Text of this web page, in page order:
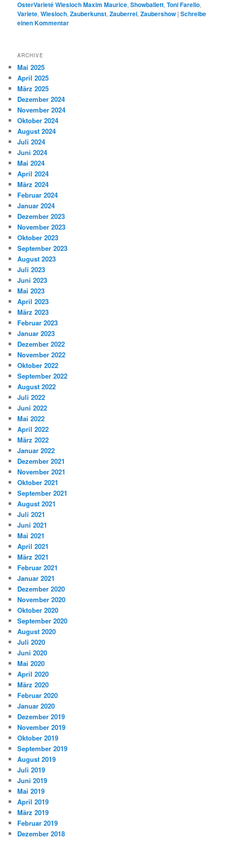
OsterVarieté Wiesloch Maxim Maurice,Showballett,Toni Farello,
Variete,Wiesloch,Zauberkunst,Zauberrei,Zaubershow |Schreibe
einen Kommentar
ARCHIVE
Mai 2025
April 2025
März 2025
Dezember 2024
November 2024
Oktober 2024
August 2024
Juli 2024
Juni 2024
Mai 2024
April 2024
März 2024
Februar 2024
Januar 2024
Dezember 2023
November 2023
Oktober 2023
September 2023
August 2023
Juli 2023
Juni 2023
Mai 2023
April 2023
März 2023
Februar 2023
Januar 2023
Dezember 2022
November 2022
Oktober 2022
September 2022
August 2022
Juli 2022
Juni 2022
Mai 2022
April 2022
März 2022
Januar 2022
Dezember 2021
November 2021
Oktober 2021
September 2021
August 2021
Juli 2021
Juni 2021
Mai 2021
April 2021
März 2021
Februar 2021
Januar 2021
Dezember 2020
November 2020
Oktober 2020
September 2020
August 2020
Juli 2020
Juni 2020
Mai 2020
April 2020
März 2020
Februar 2020
Januar 2020
Dezember 2019
November 2019
Oktober 2019
September 2019
August 2019
Juli 2019
Juni 2019
Mai 2019
April 2019
März 2019
Februar 2019
Dezember 2018